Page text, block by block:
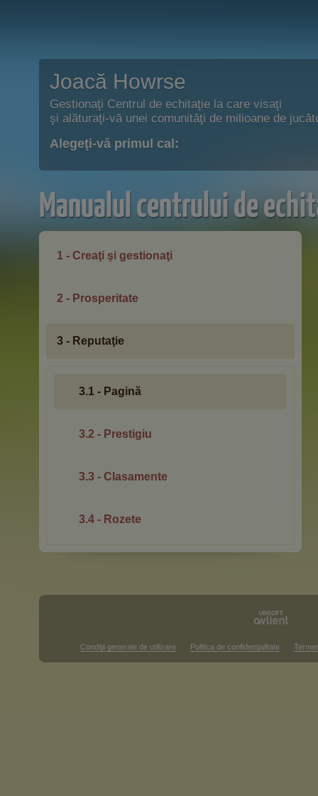
Joacă Howrse
Gestionaţi Centrul de echitaţie la care visaţi
şi alăturaţi-vă unei comunităţi de milioane de
Alegeţi-vă primul cal:
Manualul centrului de
1 - Creaţi şi gestionaţi
2 - Prosperitate
3 - Reputaţie
3.1 - Pagină
3.2 - Prestigiu
3.3 - Clasamente
3.4 - Rozete
Condiţii generale de utilizare Politica de confidenţialitate